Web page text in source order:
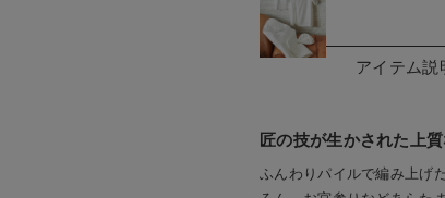
アイテム説
匠の技が生かされた上
ふんわりパイルで編み上げ